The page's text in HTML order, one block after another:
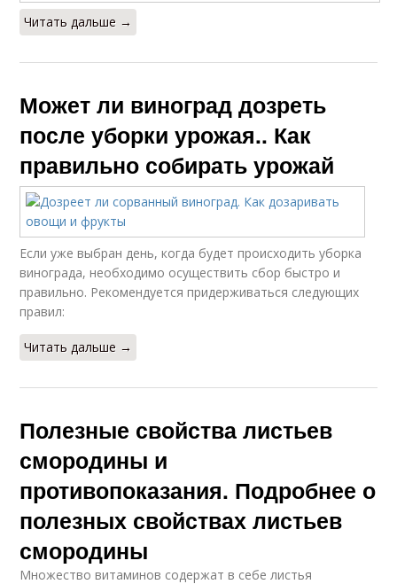
Читать дальше →
Может ли виноград дозреть
после уборки урожая.. Как
правильно собирать урожай
Если уже выбран день, когда будет происходить уборка
винограда, необходимо осуществить сбор быстро и
правильно. Рекомендуется придерживаться следующих
правил:
Читать дальше →
Полезные свойства листьев
смородины и
противопоказания. Подробнее о
полезных свойствах листьев
смородины
Множество витаминов содержат в себе листья